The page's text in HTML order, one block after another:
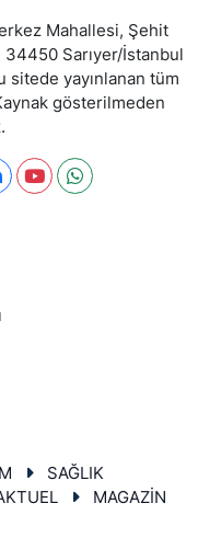
Mahallesi, Şehit
34450 Sarıyer/İstanbul
sitede yayınlanan tüm
gösterilmeden
SAĞLIK
MAGAZİN